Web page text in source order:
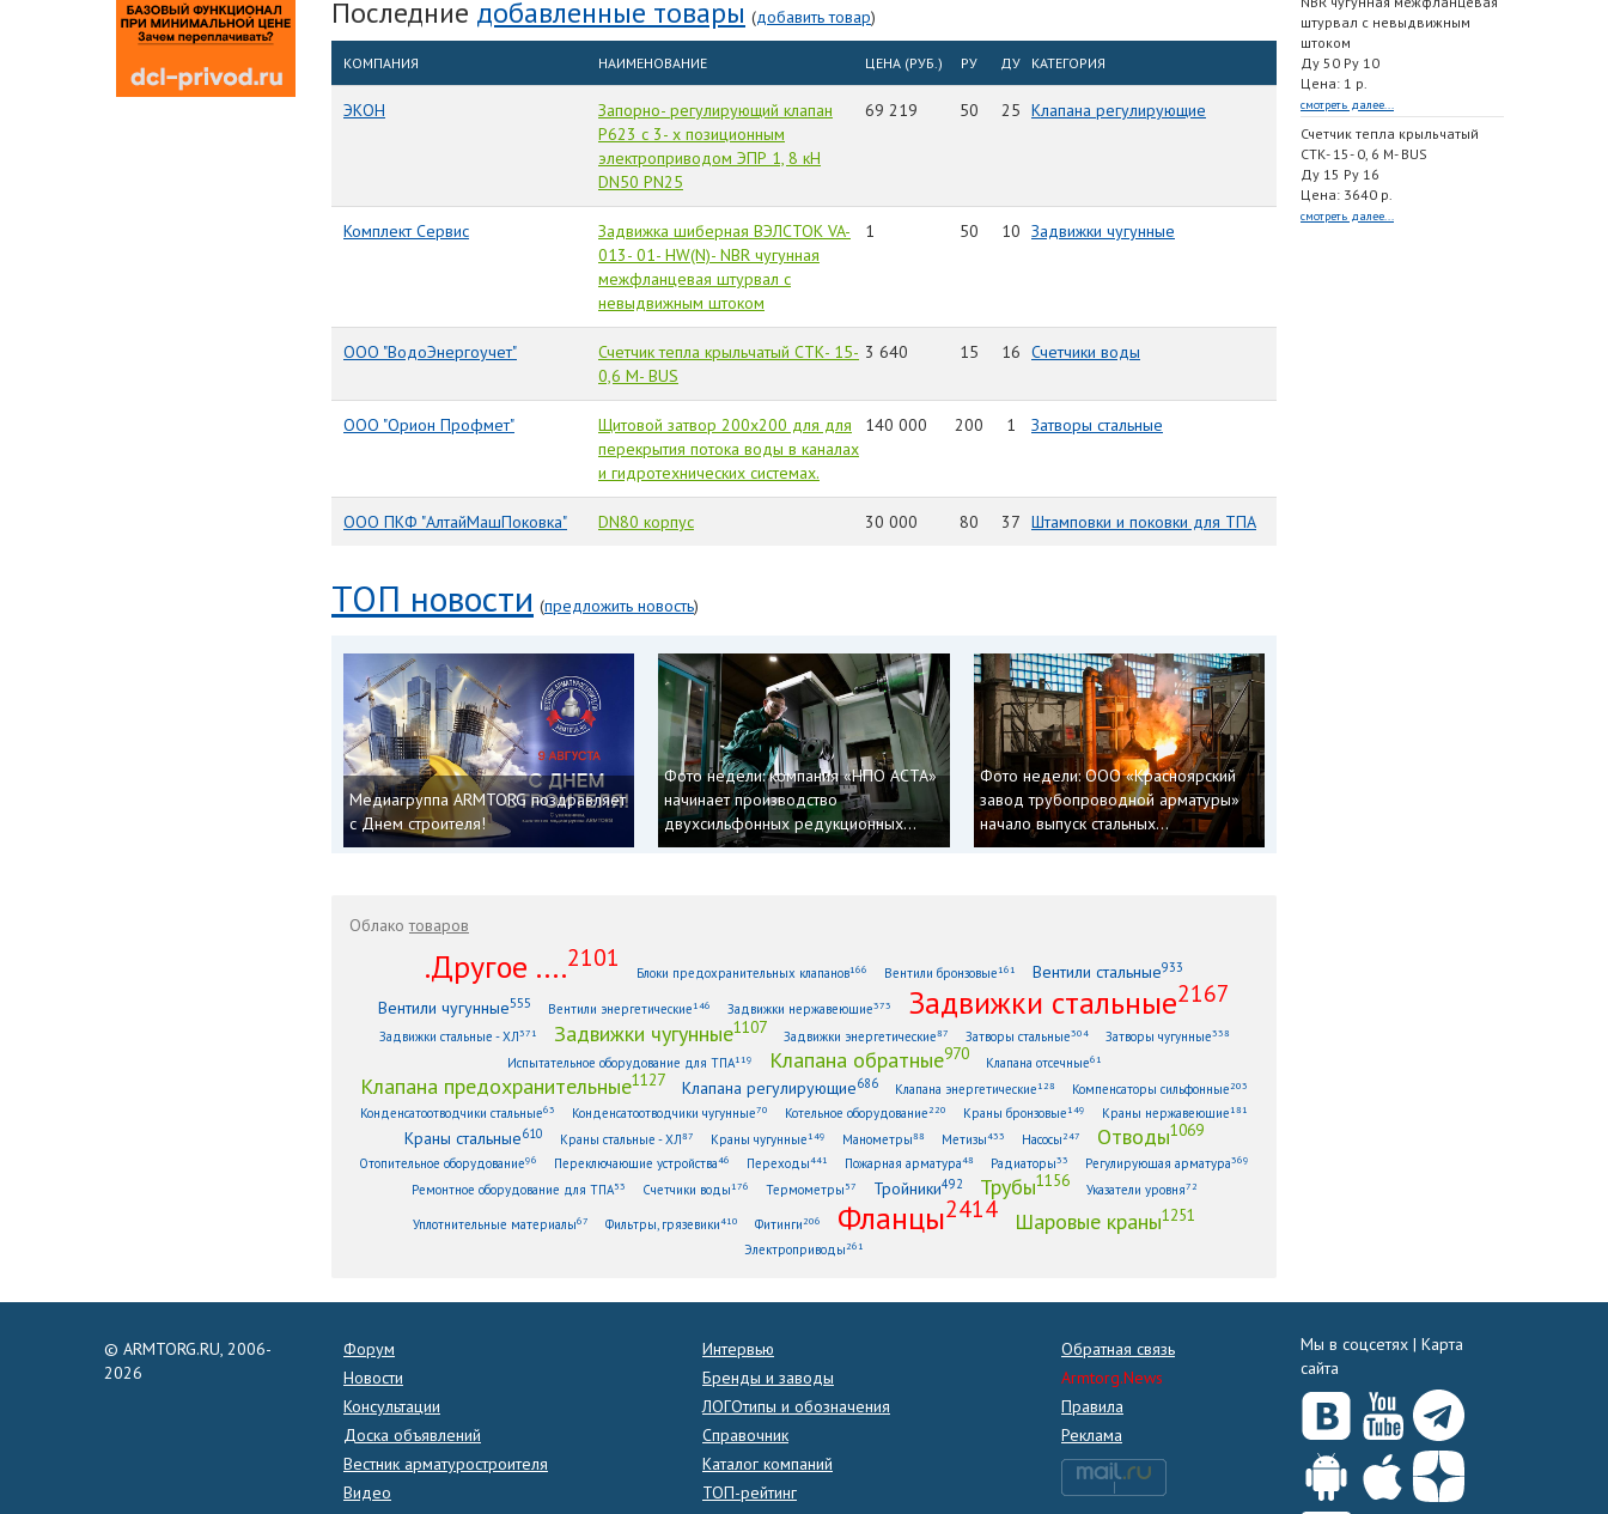
Последние добавленные товары (добавить товар)
КОМПАНИЯ НАИМЕНОВАНИЕ ЦЕНА (РУБ.) РУ ДУ КАТЕГОРИЯ
ЭКОН
Запорно- регулирующий клапан
Р623 с 3- х позиционным
электроприводом ЭПР 1, 8 кН
DN50 PN25
69 219 50 25 Клапана регулирующие
Комплект Сервис
Задвижка шиберная ВЭЛСТОК VA-
013- 01- HW(N)- NBR чугунная
межфланцевая штурвал с
невыдвижным штоком
1 50 10 Задвижки чугунные
ООО "ВодоЭнергоучет"
Счетчик тепла крыльчатый СТК- 15-
0,6 M- BUS
3 640 15 16 Счетчики воды
ООО "Орион Профмет"
Щитовой затвор 200х200 для для
перекрытия потока воды в каналах
и гидротехнических системах.
140 000 200 1 Затворы стальные
ООО ПКФ "АлтайМашПоковка" DN80 корпус 30 000 80 37 Штамповки и поковки для ТПА
ТОП новости (предложить новость)
Медиагруппа ARMTORG поздравляет
с Днем строителя!
Фото недели: компания «НПО АСТА»
начинает производство
двухсильфонных редукционных...
Фото недели: ООО «Красноярский
завод трубопроводной арматуры»
начало выпуск стальных...
Облакотоваров
.Другое ....2101
Блоки предохранительных клапанов166 Вентили бронзовые161 Вентили стальные933
Вентили чугунные555 Вентили энергетические146 Задвижки нержавеющие373 Задвижки стальные2167
Задвижки стальные - ХЛ371 Задвижки чугунные1107 Задвижки энергетические87 Затворы стальные304 Затворы чугунные338
Испытательное оборудование для ТПА119 Клапана обратные970 Клапана отсечные61
Клапана предохранительные1127 Клапана регулирующие686 Клапана энергетические128 Компенсаторы сильфонные203
Конденсатоотводчики стальные63 Конденсатоотводчики чугунные70 Котельное оборудование220 Краны бронзовые149 Краны нержавеющие181
Краны стальные610 Краны стальные - ХЛ87 Краны чугунные149 Манометры88 Метизы433 Насосы247 Отводы1069
Отопительное оборудование96 Переключающие устройства46 Переходы441 Пожарная арматура48 Радиаторы33 Регулирующая арматура369
Ремонтное оборудование для ТПА53 Счетчики воды176 Термометры 57 Тройники492 Трубы1156 Указатели уровня72
Уплотнительные материалы67 Фильтры, грязевики410 Фитинги206 Фланцы2414 Шаровые краны1251
Электроприводы261
штурвал с невыдвижным
штоком
Ду 50 Ру 10
Цена: 1 р.
смотреть далее...
Счетчик тепла крыльчатый
СТК- 15- 0, 6 M- BUS
Ду 15 Ру 16
Цена: 3640 р.
смотреть далее...
© ARMTORG.RU, 2006-
2026
Форум
Новости
Консультации
Доска объявлений
Вестник арматуростроителя
Видео
Интервью
Бренды и заводы
ЛОГОтипы и обозначения
Справочник
Каталог компаний
ТОП-рейтинг
Обратная связь
Armtorg.News
Правила
Реклама
Мы в соцсетях | Карта
сайта